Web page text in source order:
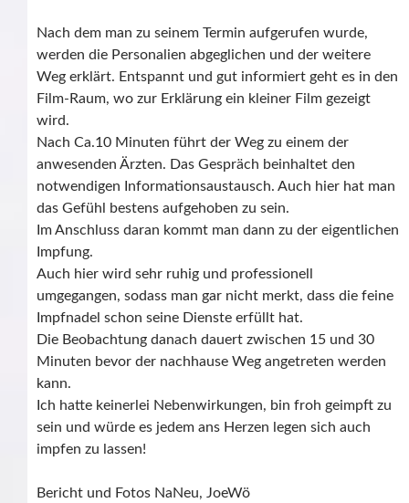
Nach dem man zu seinem Termin aufgerufen wurde,
werden die Personalien abgeglichen und der weitere
Weg erklärt. Entspannt und gut informiert geht es in den
Film-Raum, wo zur Erklärung ein kleiner Film gezeigt
wird.
Nach Ca.10 Minuten führt der Weg zu einem der
anwesenden Ärzten. Das Gespräch beinhaltet den
notwendigen Informationsaustausch. Auch hier hat man
das Gefühl bestens aufgehoben zu sein.
Im Anschluss daran kommt man dann zu der eigentlichen
Impfung.
Auch hier wird sehr ruhig und professionell
umgegangen, sodass man gar nicht merkt, dass die feine
Impfnadel schon seine Dienste erfüllt hat.
Die Beobachtung danach dauert zwischen 15 und 30
Minuten bevor der nachhause Weg angetreten werden
kann.
Ich hatte keinerlei Nebenwirkungen, bin froh geimpft zu
sein und würde es jedem ans Herzen legen sich auch
impfen zu lassen!
Bericht und Fotos NaNeu, JoeWö